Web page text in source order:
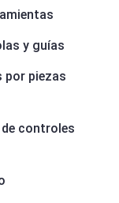
y guías
por piezas
controles